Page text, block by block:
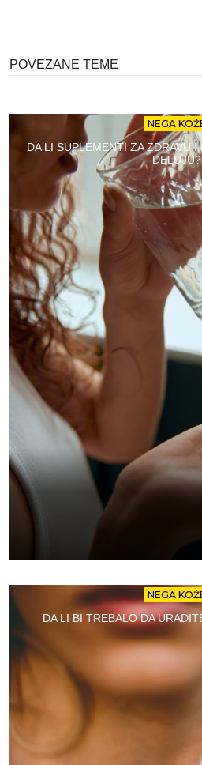
POVEZANE TEME
NEGA
DA LI SUPLEMENTI ZA ZDRAVU
DELUJU?
NEGA
DA LI BI TREBALO DA